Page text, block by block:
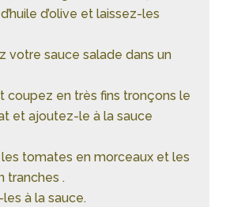
d’olive et laissez-les
votre sauce salade dans un
coupez en très fins tronçons le
et ajoutez-le à la sauce
tomates en morceaux et les
tranches .
à la sauce.